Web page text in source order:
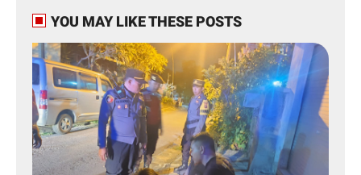
YOU MAY LIKE THESE POSTS